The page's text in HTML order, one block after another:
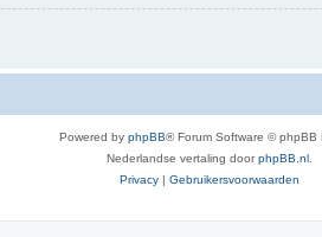
Powered by phpBB® Forum Software © phpBB
Nederlandse vertaling doorphpBB.nl.
Privacy | Gebruikersvoorwaarden